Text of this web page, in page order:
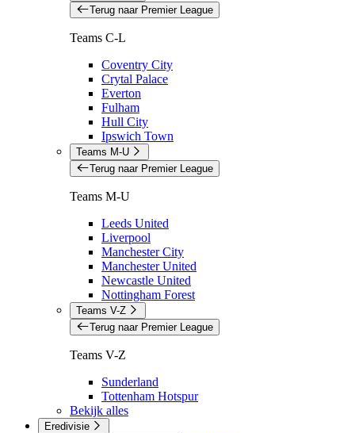
Terug naar Premier League
Teams C-L
Coventry City
Crytal Palace
Everton
Fulham
Hull City
Ipswich Town
Teams M-U
Terug naar Premier League
Teams M-U
Leeds United
Liverpool
Manchester City
Manchester United
Newcastle United
Nottingham Forest
Teams V-Z
Terug naar Premier League
Teams V-Z
Sunderland
Tottenham Hotspur
Bekijk alles
Eredivisie